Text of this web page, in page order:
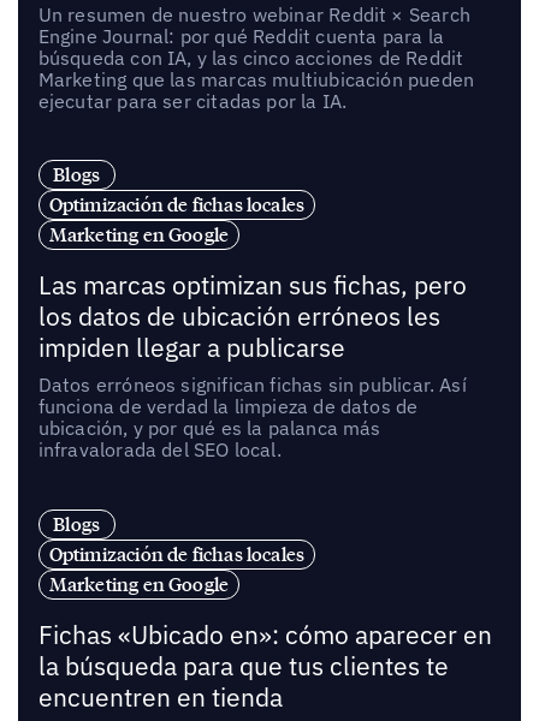
Un resumen de nuestro webinar Reddit × Search
Engine Journal: por qué Reddit cuenta para la
búsqueda con IA, y las cinco acciones de Reddit
Marketing que las marcas multiubicación pueden
ejecutar para ser citadas por la IA.
Blogs
Optimización de fichas locales
Marketing en Google
Las marcas optimizan sus fichas, pero
los datos de ubicación erróneos les
impiden llegar a publicarse
Datos erróneos significan fichas sin publicar. Así
funciona de verdad la limpieza de datos de
ubicación, y por qué es la palanca más
infravalorada del SEO local.
Blogs
Optimización de fichas locales
Marketing en Google
Fichas «Ubicado en»: cómo aparecer en
la búsqueda para que tus clientes te
encuentren en tienda